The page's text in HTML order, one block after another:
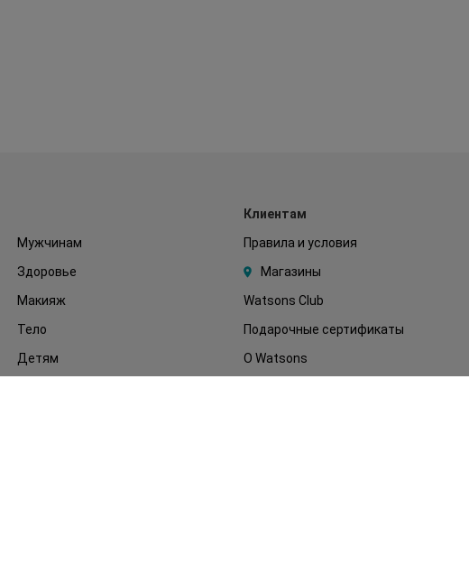
Мужчинам
Здоровье
Макияж
Тело
Детям
Клиентам
Правила и условия
Магазины
Watsons Club
Подарочные сертификаты
О Watsons